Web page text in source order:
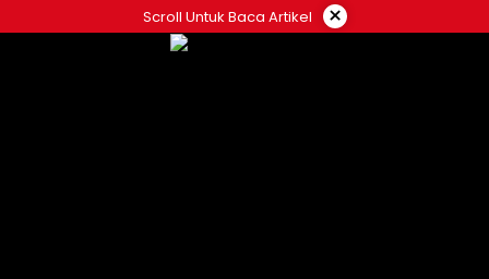
to
Scroll Untuk Baca Artikel ×